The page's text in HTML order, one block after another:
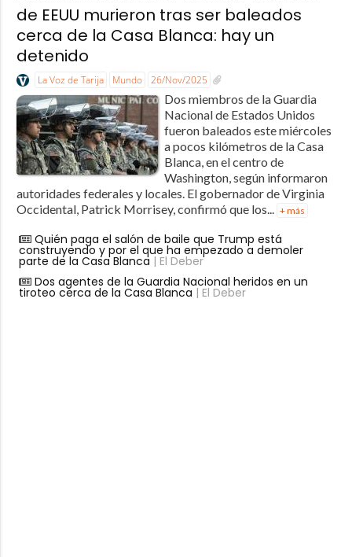
de EEUU murieron tras ser baleados
cerca de la Casa Blanca: hay un
detenido
La Voz de Tarija Mundo 26/Nov/2025
Dos miembros de la Guardia
Nacional de Estados Unidos
fueron baleados este miércoles
a pocos kilómetros de la Casa
Blanca, en el centro de
Washington, según informaron
autoridades federales y locales. El gobernador de Virginia
Occidental, Patrick Morrisey, confirmó que los... + más
Quién paga el salón de baile que Trump está
construyendo y por el que ha empezado a demoler
parte de la Casa Blanca | El Deber
Dos agentes de la Guardia Nacional heridos en un
tiroteo cerca de la Casa Blanca | El Deber